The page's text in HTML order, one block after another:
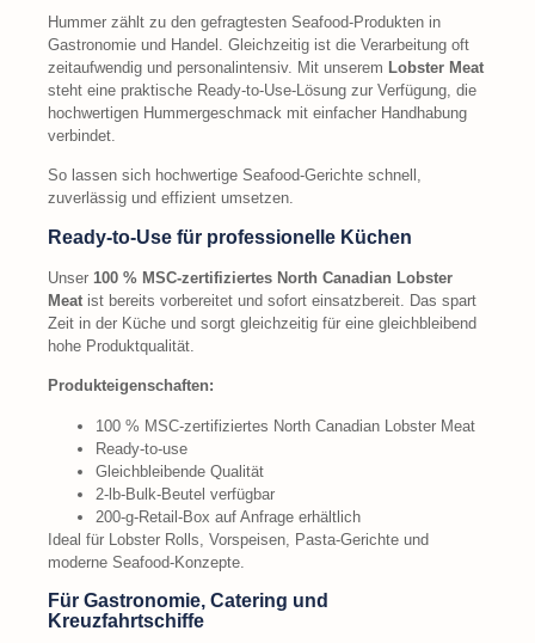
Hummer zählt zu den gefragtesten Seafood-Produkten in
Gastronomie und Handel. Gleichzeitig ist die Verarbeitung oft
zeitaufwendig und personalintensiv. Mit unserem Lobster Meat
steht eine praktische Ready-to-Use-Lösung zur Verfügung, die
hochwertigen Hummergeschmack mit einfacher Handhabung
verbindet.
So lassen sich hochwertige Seafood-Gerichte schnell,
zuverlässig und effizient umsetzen.
Ready-to-Use für professionelle Küchen
Unser 100 % MSC-zertifiziertes North Canadian Lobster
Meat ist bereits vorbereitet und sofort einsatzbereit. Das spart
Zeit in der Küche und sorgt gleichzeitig für eine gleichbleibend
hohe Produktqualität.
Produkteigenschaften:
100 % MSC-zertifiziertes North Canadian Lobster Meat
Ready-to-use
Gleichbleibende Qualität
2-lb-Bulk-Beutel verfügbar
200-g-Retail-Box auf Anfrage erhältlich
Ideal für Lobster Rolls, Vorspeisen, Pasta-Gerichte und
moderne Seafood-Konzepte.
Für Gastronomie, Catering und
Kreuzfahrtschiffe